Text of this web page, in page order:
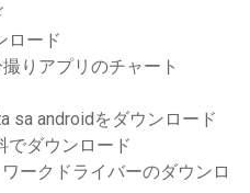
ロード
りアプリのチャート
sa androidをダウンロード
でダウンロード
ークドライバーのダウンロ